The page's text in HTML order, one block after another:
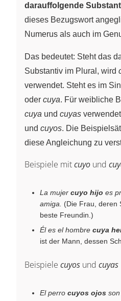
darauffolgende
dieses Bezugswort
Numerus als auch im
Das bedeutet: Steht das
Substantiv im Plural, wird
verwendet. Steht es im
oder cuya. Für weibliche
cuya und cuyas
und cuyos. Die
diese Angleichung zu
Beispiele mitcuyo und
La mujer cuyo hijo es
amiga.
(Die Frau, deren
beste Freundin.)
Él es el hombre cuya
ist der Mann, dessen
Beispiele cuyos und cuyas
El perro cuyos ojos